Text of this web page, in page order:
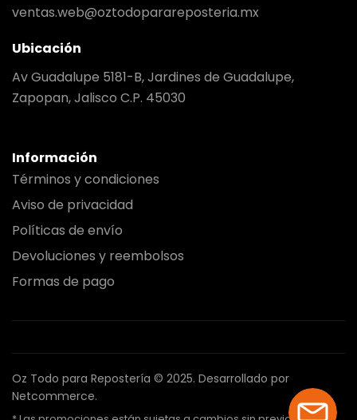
ventas.web@oztodoparareposteria.mx
Ubicación
Av Guadalupe 5181-B, Jardines de Guadalupe,
Zapopan, Jalisco C.P. 45030
Información
Términos y condiciones
Aviso de privacidad
Políticas de envío
Devoluciones y reembolsos
Formas de pago
Oz Todo para Repostería © 2025. Desarrollado por
Netcommerce.